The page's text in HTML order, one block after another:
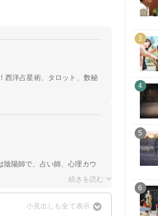
西洋占星術、タロット、数秘
陽師で、占い師、心理カウ
3
4
5
6